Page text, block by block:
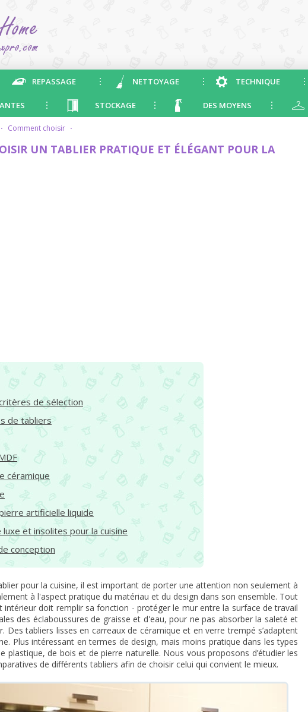
REPASSAGE NETTOYAGE TECHNIQUE
STOCKAGE DES MOYENS
· comment choisir ·
UN TABLIER PRATIQUE ET ÉLÉGANT POUR LA
de sélection
de tabliers
céramique
artificielle liquide
luxe et insolites pour la cuisine
conception
pour la cuisine, il est important de porter une attention non seulement à
à l'aspect pratique du matériau et du design dans son ensemble. Tout
intérieur doit remplir sa fonction - protéger le mur entre la surface de travail
des éclaboussures de graisse et d'eau, pour ne pas absorber la saleté et
Des tabliers lisses en carreaux de céramique et en verre trempé s’adaptent
Plus intéressant en termes de design, mais moins pratique dans les types
plastique, de bois et de pierre naturelle. Nous vous proposons d’étudier les
de différents tabliers afin de choisir celui qui convient le mieux.